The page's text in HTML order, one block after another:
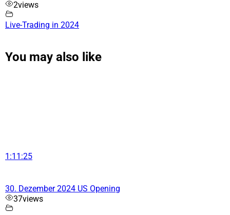
2views
Live-Trading in 2024
You may also like
1:11:25
30. Dezember 2024 US Opening
37views